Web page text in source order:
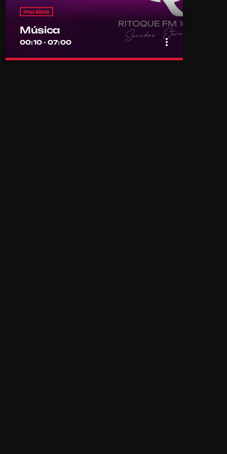
musica
Música
00:10 - 07:00 more_vert